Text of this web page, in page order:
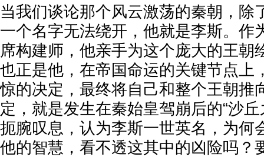
当我们谈论那个风云激荡的秦朝，除
一个名字无法绕开，他就是李斯。作
席构建师，他亲手为这个庞大的王朝
也正是他，在帝国命运的关键节点上
惊的决定，最终将自己和整个王朝推
定，就是发生在秦始皇驾崩后的“沙
扼腕叹息，认为李斯一世英名，为何
他的智慧，看不透这其中的凶险吗？